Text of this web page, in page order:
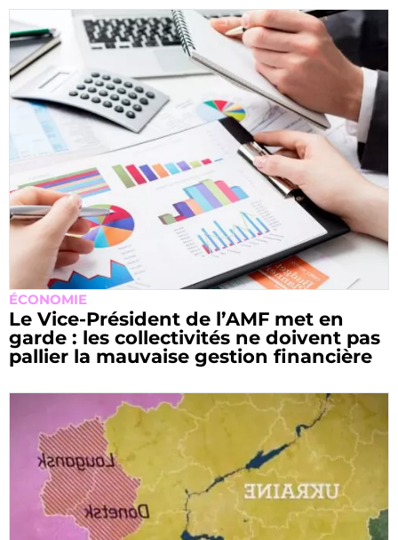
ÉCONOMIE
Le Vice-Président de l’AMF met en
garde : les collectivités ne doivent pas
pallier la mauvaise gestion financière